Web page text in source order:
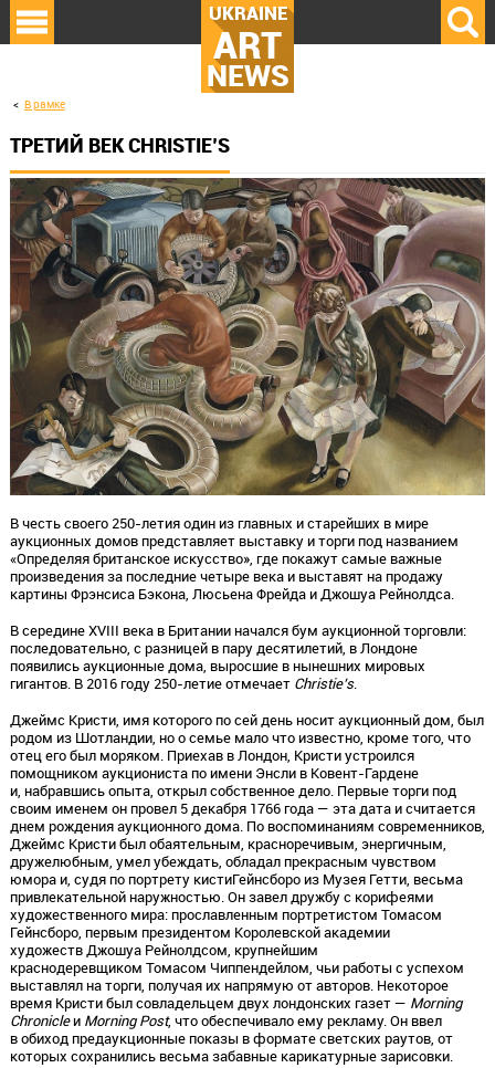
UKRAINE
ART
NEWS
В рамке
ТРЕТИЙ ВЕК CHRISTIE’S
В честь своего 250-летия один из главных и старейших в мире
аукционных домов представляет выставку и торги под названием
«Определяя британское искусство», где покажут самые важные
произведения за последние четыре века и выставят на продажу
картины Фрэнсиса Бэкона, Люсьена Фрейда и Джошуа Рейнолдса.
В середине XVIII века в Британии начался бум аукционной торговли:
последовательно, с разницей в пару десятилетий, в Лондоне
появились аукционные дома, выросшие в нынешних мировых
гигантов. В 2016 году 250-летие отмечает Christie’s.
Джеймс Кристи, имя которого по сей день носит аукционный дом, был
родом из Шотландии, но о семье мало что известно, кроме того, что
отец его был моряком. Приехав в Лондон, Кристи устроился
помощником аукциониста по имени Энсли в Ковент-Гардене
и, набравшись опыта, открыл собственное дело. Первые торги под
своим именем он провел 5 декабря 1766 года — эта дата и считается
днем рождения аукционного дома. По воспоминаниям современников,
Джеймс Кристи был обаятельным, красноречивым, энергичным,
дружелюбным, умел убеждать, обладал прекрасным чувством
юмора и, судя по портрету кистиГейнсборо из Музея Гетти, весьма
привлекательной наружностью. Он завел дружбу с корифеями
художественного мира: прославленным портретистом Томасом
Гейнсборо, первым президентом Королевской академии
художеств Джошуа Рейнолдсом, крупнейшим
краснодеревщиком Томасом Чиппендейлом, чьи работы с успехом
выставлял на торги, получая их напрямую от авторов. Некоторое
время Кристи был совладельцем двух лондонских газет — Morning
ChronicleиMorning Post, что обеспечивало ему рекламу. Он ввел
в обиход предаукционные показы в формате светских раутов, от
которых сохранились весьма забавные карикатурные зарисовки.